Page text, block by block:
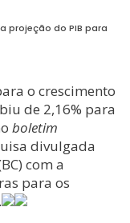
projeção do PIB para
o crescimento
de 2,16% para
boletim
divulgada
com a
para os